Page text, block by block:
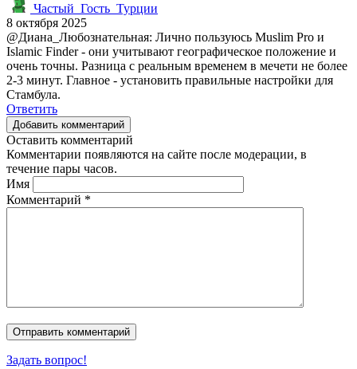
Частый_Гость_Турции
8 октября 2025
@Диана_Любознательная: Лично пользуюсь Muslim Pro и
Islamic Finder - они учитывают географическое положение и
очень точны. Разница с реальным временем в мечети не более
2-3 минут. Главное - установить правильные настройки для
Стамбула.
Ответить
Добавить комментарий
Оставить комментарий
Комментарии появляются на сайте после модерации, в
течение пары часов.
Имя
Комментарий *
Задать вопрос!